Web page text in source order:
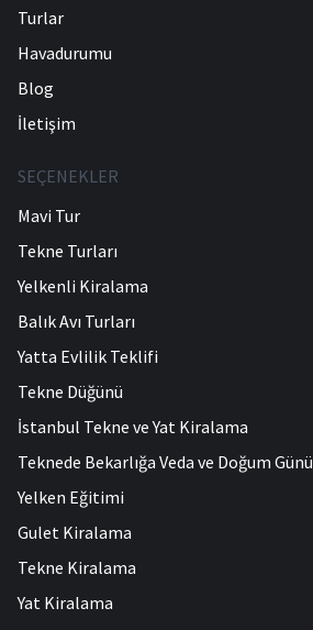
Turlar
Havadurumu
Blog
İletişim
SEÇENEKLER
Mavi Tur
Tekne Turları
Yelkenli Kiralama
Balık Avı Turları
Yatta Evlilik Teklifi
Tekne Düğünü
İstanbul Tekne ve Yat Kiralama
Teknede Bekarlığa Veda ve Doğum Günü
Yelken Eğitimi
Gulet Kiralama
Tekne Kiralama
Yat Kiralama